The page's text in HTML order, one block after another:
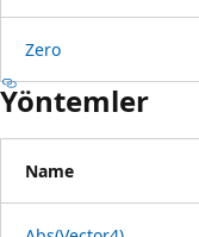
Zero
Yöntemler
Name